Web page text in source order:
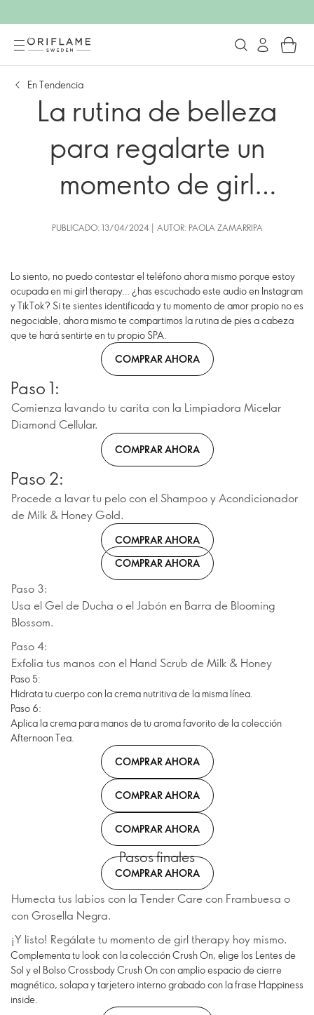
En Tendencia
La rutina de belleza
para regalarte un
momento de girl
therapy
PUBLICADO: 13/04/2024 | AUTOR: PAOLA ZAMARRIPA
Lo siento, no puedo contestar el teléfono ahora mismo porque estoy
ocupada en mi girl therapy… ¿has escuchado este audio en Instagram
y TikTok? Si te sientes identificada y tu momento de amor propio no es
negociable, ahora mismo te compartimos la rutina de pies a cabeza
que te hará sentirte en tu propio SPA.
COMPRAR AHORA
Paso 1:
Comienza lavando tu carita con la Limpiadora Micelar
Diamond Cellular.
COMPRAR AHORA
Paso 2:
Procede a lavar tu pelo con el Shampoo y Acondicionador
de Milk & Honey Gold.
COMPRAR AHORA
COMPRAR AHORA
Paso 3:
Usa el Gel de Ducha o el Jabón en Barra de Blooming
Blossom.
Paso 4:
Exfolia tus manos con el Hand Scrub de Milk & Honey
Paso 5:
Hidrata tu cuerpo con la crema nutritiva de la misma línea.
Paso 6:
Aplica la crema para manos de tu aroma favorito de la colección
Afternoon Tea.
COMPRAR AHORA
COMPRAR AHORA
COMPRAR AHORA
Pasos finales
COMPRAR AHORA
Humecta tus labios con la Tender Care con Frambuesa o
con Grosella Negra.
¡Y listo! Regálate tu momento de girl therapy hoy mismo.
Complementa tu look con la colección Crush On, elige los Lentes de
Sol y el Bolso Crossbody Crush On con amplio espacio de cierre
magnético, solapa y tarjetero interno grabado con la frase Happiness
inside.